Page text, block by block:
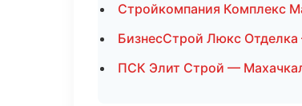
Стройкомпания Комплекс
БизнесСтрой Люкс
ПСК Элит Строй —